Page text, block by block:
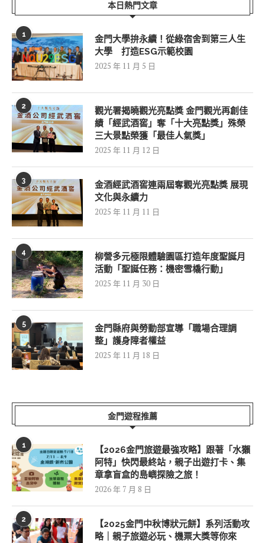
本日熱門文章
1
金門大學拚永續！從綠宿舍到第三人生
大學 打造ESG示範校園
2025 年 11 月 5 日
2
觀光署揭曉觀光亮點獎 金門觀光再創佳
績「經武酒窖」奪「十大亮點獎」殊榮
三大景點榮獲「最佳人氣獎」
2025 年 11 月 12 日
3
金酒經武酒窖連兩屆奪觀光亮點獎 展現
文化與永續力
2025 年 11 月 11 日
4
柳營多元極限體驗園區打造年度聖誕月
活動「聖誕任務：機密雪橇行動」
2025 年 11 月 30 日
5
金門縣府與勞動部宣導「職場合理調
整」護身障者權益
2025 年 11 月 18 日
金門遊程推薦
1
【2026金門旅遊最強攻略】跟著「水獺
阿特」快閃最終站，親子出遊打卡、集
章拿盲盒的島嶼探險之旅！
2026 年 7 月 8 日
2
【2025金門中秋博狀元餅】系列活動攻
略｜親子旅遊必玩、機票大獎等你來